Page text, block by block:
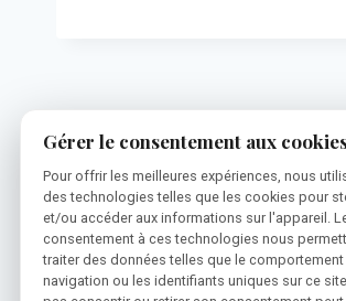
Gérer le consentement aux
Pour offrir les meilleures expériences, nous
des technologies telles que les cookies pour
et/ou accéder aux informations sur l'appareil.
consentement à ces technologies nous
traiter des données telles que le
navigation ou les identifiants uniques sur ce